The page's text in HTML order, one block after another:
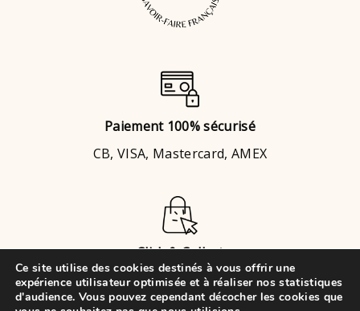
Paiement 100% sécurisé
CB, VISA, Mastercard, AMEX
Click & Collect
BrignaisouChaponost
Ce site utilise des cookies destinés à vous offrir une
expérience utilisateur optimisée et à réaliser nos statistiques
d'audience. Vous pouvez cependant décocher les cookies que